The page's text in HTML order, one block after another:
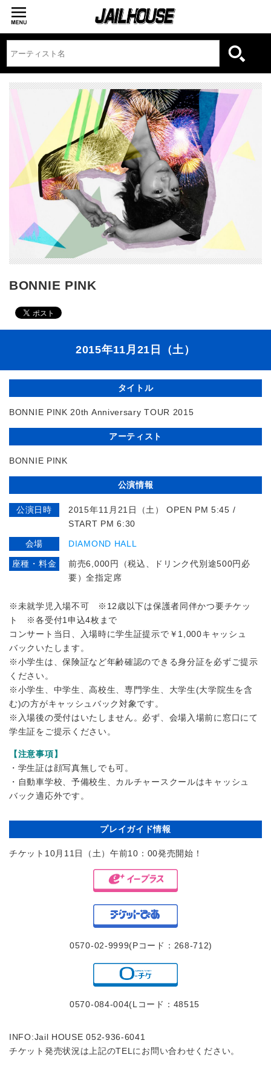
BONNIE PINK
2015年11月21日（土）
タイトル
BONNIE PINK 20th Anniversary TOUR 2015
アーティスト
BONNIE PINK
公演情報
公演日時
2015年11月21日（土） OPEN PM 5:45 /
START PM 6:30
会場 DIAMOND HALL
座種・料金
前売6,000円（税込、ドリンク代別途500円必
要）全指定席
※未就学児入場不可 ※12歳以下は保護者同伴かつ要チケッ
ト ※各受付1申込4枚まで
コンサート当日、入場時に学生証提示で￥1,000キャッシュ
バックいたします。
※小学生は、保険証など年齢確認のできる身分証を必ずご提示
ください。
※小学生、中学生、高校生、専門学生、大学生(大学院生を含
む)の方がキャッシュバック対象です。
※入場後の受付はいたしません。必ず、会場入場前に窓口にて
学生証をご提示ください。
【注意事項】
・学生証は顔写真無しでも可。
・自動車学校、予備校生、カルチャースクールはキャッシュ
バック適応外です。
プレイガイド情報
チケット10月11日（土）午前10：00発売開始！
0570-02-9999(Pコード：268-712)
0570-084-004(Lコード：48515
INFO:Jail HOUSE 052-936-6041
チケット発売状況は上記のTELにお問い合わせください。